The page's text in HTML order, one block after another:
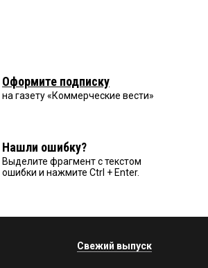
Оформите подписку
на газету «Коммерческие вести»
Нашли ошибку?
Выделите фрагмент с текстом
ошибки и нажмите Ctrl + Enter.
Свежий выпуск